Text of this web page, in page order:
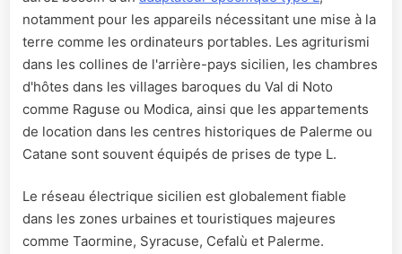
notamment pour les appareils nécessitant une mise à la
terre comme les ordinateurs portables. Les agriturismi
dans les collines de l'arrière-pays sicilien, les chambres
d'hôtes dans les villages baroques du Val di Noto
comme Raguse ou Modica, ainsi que les appartements
de location dans les centres historiques de Palerme ou
Catane sont souvent équipés de prises de type L.
Le réseau électrique sicilien est globalement fiable
dans les zones urbaines et touristiques majeures
comme Taormine, Syracuse, Cefalù et Palerme.